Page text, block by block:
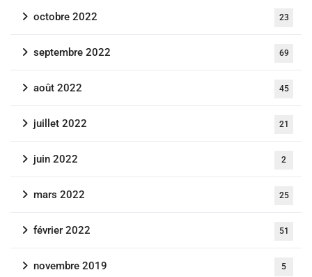
octobre 2022 23
septembre 2022 69
août 2022 45
juillet 2022 21
juin 2022 2
mars 2022 25
février 2022 51
novembre 2019 5